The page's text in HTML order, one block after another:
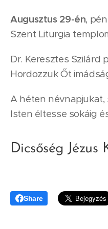
Augusztus 29-én,
Szent Liturgia
Dr. Keresztes
Hordozzuk Őt
A héten
Isten éltesse sokáig
Dicsőség Jézus
Share